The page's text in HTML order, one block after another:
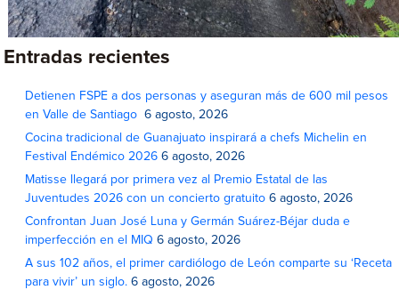
Entradas recientes
Detienen FSPE a dos personas y aseguran más de 600 mil pesos
en Valle de Santiago
6 agosto, 2026
Cocina tradicional de Guanajuato inspirará a chefs Michelin en
Festival Endémico 2026 6 agosto, 2026
Matisse llegará por primera vez al Premio Estatal de las
Juventudes 2026 con un concierto gratuito 6 agosto, 2026
Confrontan Juan José Luna y Germán Suárez-Béjar duda e
imperfección en el MIQ 6 agosto, 2026
A sus 102 años, el primer cardiólogo de León comparte su ‘Receta
para vivir’ un siglo. 6 agosto, 2026